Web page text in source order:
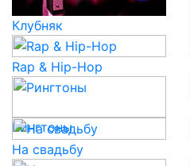
Клубняк
Rap & Hip-Hop
Рингтоны
На свадьбу